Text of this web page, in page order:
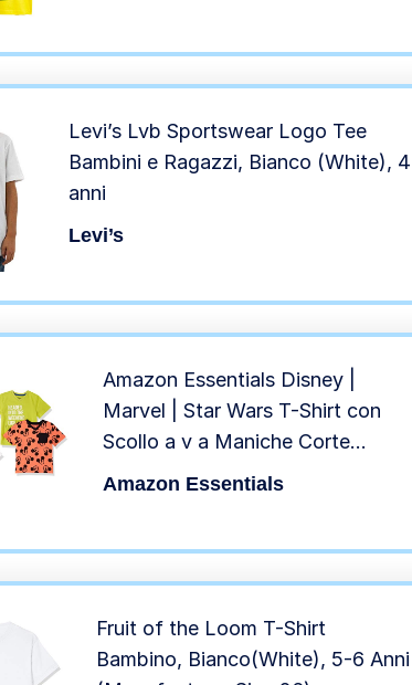
Levi’s Lvb Sportswear Logo Tee
Bambini e Ragazzi, Bianco (White), 4
anni
Levi’s
Amazon Essentials Disney |
Marvel | Star Wars T-Shirt con
Scollo a v a Maniche Corte
Bambini e Ragazzi, Pacco da
Amazon Essentials
Fruit of the Loom T-Shirt
Bambino, Bianco(White), 5-6 Anni